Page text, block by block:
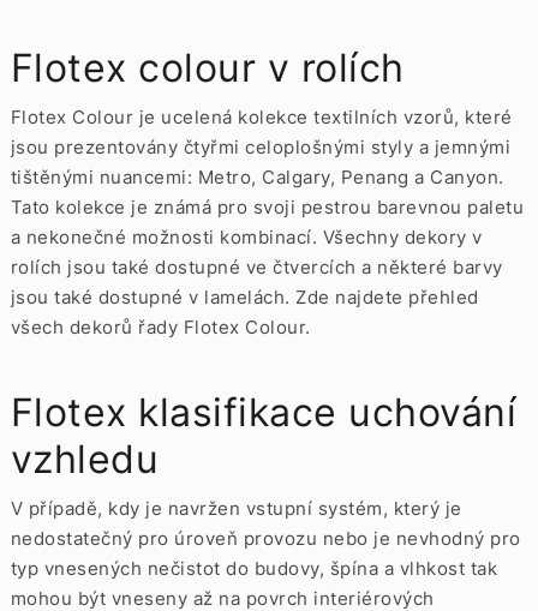
Flotex colour v rolích
Flotex Colour je ucelená kolekce textilních vzorů, které
jsou prezentovány čtyřmi celoplošnými styly a jemnými
tištěnými nuancemi: Metro, Calgary, Penang a Canyon.
Tato kolekce je známá pro svoji pestrou barevnou paletu
a nekonečné možnosti kombinací. Všechny dekory v
rolích jsou také dostupné ve čtvercích a některé barvy
jsou také dostupné v lamelách. Zde najdete přehled
všech dekorů řady Flotex Colour.
Flotex klasifikace uchování
vzhledu
V případě, kdy je navržen vstupní systém, který je
nedostatečný pro úroveň provozu nebo je nevhodný pro
typ vnesených nečistot do budovy, špína a vlhkost tak
mohou být vneseny až na povrch interiérových